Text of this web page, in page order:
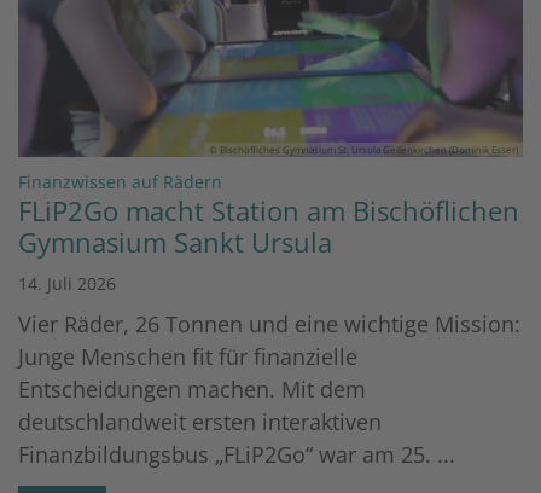
© Bischöfliches Gymnasium St. Ursula Geilenkirchen (Dominik Esser)
Finanzwissen auf Rädern
FLiP2Go macht Station am Bischöflichen
Gymnasium Sankt Ursula
14. Juli 2026
Vier Räder, 26 Tonnen und eine wichtige Mission:
Junge Menschen fit für finanzielle
Entscheidungen machen. Mit dem
deutschlandweit ersten interaktiven
Finanzbildungsbus „FLiP2Go“ war am 25. ...